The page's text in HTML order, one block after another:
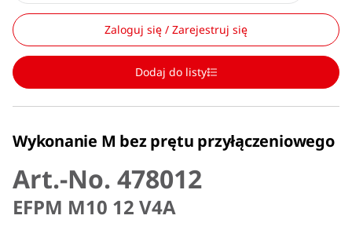
Zaloguj się / Zarejestruj się
Dodaj do listy
Wykonanie M bez prętu przyłączeniowego
Art.-No. 478012
EFPM M10 12 V4A